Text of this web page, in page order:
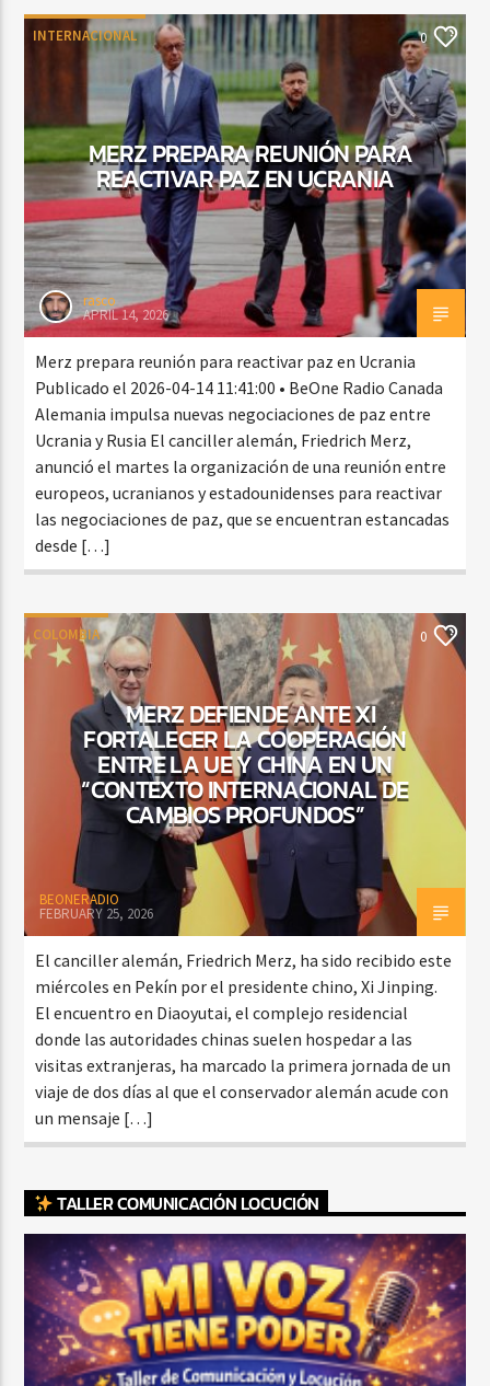
INTERNACIONAL 0
MERZ PREPARA REUNIÓN PARA
REACTIVAR PAZ EN UCRANIA
rasco
APRIL 14, 2026
Merz prepara reunión para reactivar paz en Ucrania
Publicado el 2026-04-14 11:41:00 • BeOne Radio Canada
Alemania impulsa nuevas negociaciones de paz entre
Ucrania y Rusia El canciller alemán, Friedrich Merz,
anunció el martes la organización de una reunión entre
europeos, ucranianos y estadounidenses para reactivar
las negociaciones de paz, que se encuentran estancadas
desde […]
COLOMBIA 0
MERZ DEFIENDE ANTE XI
FORTALECER LA COOPERACIÓN
ENTRE LA UE Y CHINA EN UN
“CONTEXTO INTERNACIONAL DE
CAMBIOS PROFUNDOS”
BEONERADIO
FEBRUARY 25, 2026
El canciller alemán, Friedrich Merz, ha sido recibido este
miércoles en Pekín por el presidente chino, Xi Jinping.
El encuentro en Diaoyutai, el complejo residencial
donde las autoridades chinas suelen hospedar a las
visitas extranjeras, ha marcado la primera jornada de un
viaje de dos días al que el conservador alemán acude con
un mensaje […]
TALLER COMUNICACIÓN LOCUCIÓN